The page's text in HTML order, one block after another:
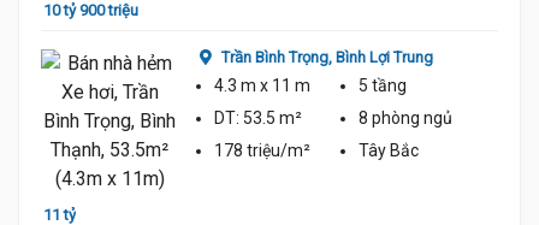
10 tỷ 900 triệu
11 tỷ
Trần Bình Trọng, Bình Lợi Trung
4.3 m x 11 m
5 tầng
DT: 53.5 m² 8 phòng ngủ
178 triệu/m²
Tây Bắc